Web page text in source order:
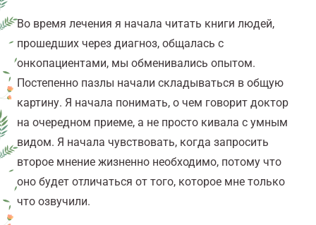
Во время лечения я начала читать книги людей,
прошедших через диагноз, общалась с
онкопациентами, мы обменивались опытом.
Постепенно пазлы начали складываться в общую
картину. Я начала понимать, о чем говорит доктор
на очередном приеме, а не просто кивала с умным
видом. Я начала чувствовать, когда запросить
второе мнение жизненно необходимо, потому что
оно будет отличаться от того, которое мне только
что озвучили.